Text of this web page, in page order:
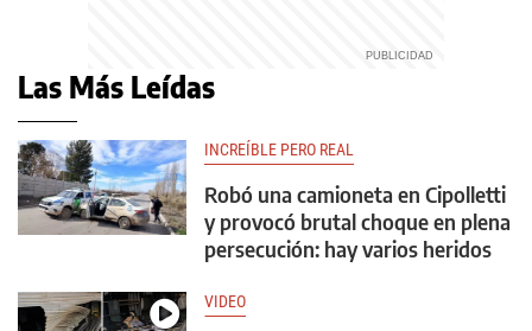
Las Más Leídas
INCREÍBLE PERO REAL
Robó una camioneta en Cipolletti
y provocó brutal choque en plena
persecución: hay varios heridos
VIDEO